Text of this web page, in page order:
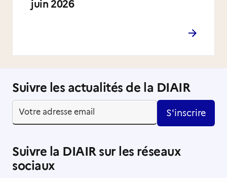
juin 2026
Suivre les actualités de la DIAIR
S'inscrire
Suivre la DIAIR sur les réseaux
sociaux